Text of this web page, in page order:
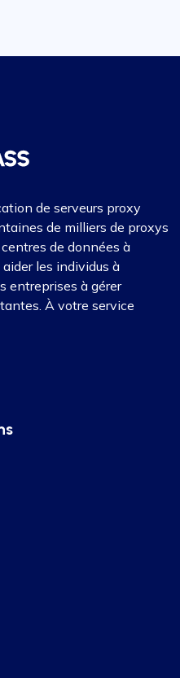
de serveurs proxy
de milliers de proxys
de données à
les individus à
entreprises à gérer
À votre service